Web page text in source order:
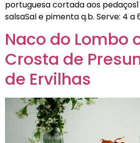
portuguesa cortada aos
salsaSal e pimenta q.b. Serve: 4 a
Naco do Lombo
Crosta de
de Ervilhas